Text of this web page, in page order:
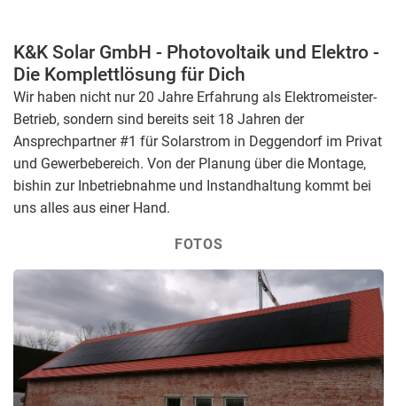
K&K Solar GmbH - Photovoltaik und Elektro -
Die Komplettlösung für Di​ch
Wir haben nicht nur 20 Jahre Erfahrung als Elektromeister-
Betrieb, sondern sind bereits seit 18 Jahren der
Ansprechpartner #1 für Solarstrom in Deggendorf im Privat
und Gewerbebereich. Von der Planung über die Montage,
bishin zur Inbetriebnahme und Instandhaltung kommt bei
uns alles aus einer Hand.
FOTOS